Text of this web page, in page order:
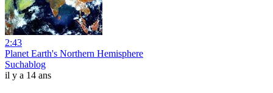
2:43
Planet Earth's Northern Hemisphere
Suchablog
il y a 14 ans